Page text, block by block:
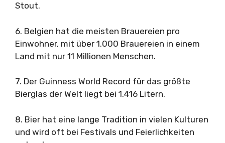
Stout.
6. Belgien hat die meisten Brauereien pro
Einwohner, mit über 1.000 Brauereien in einem
Land mit nur 11 Millionen Menschen.
7. Der Guinness World Record für das größte
Bierglas der Welt liegt bei 1.416 Litern.
8. Bier hat eine lange Tradition in vielen Kulturen
und wird oft bei Festivals und Feierlichkeiten